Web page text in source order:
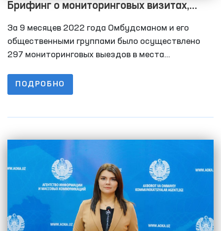
Брифинг о мониторинговых визитах,
проведенных Омбудсманом за 9
месяцев 2022 года в рамках
Национального превентивного
За 9 месяцев 2022 года Омбудсманом и его
общественными группами было осуществлено
297 мониторинговых выездов в места
передвижения. Этот показатель составил 120 за
9 месяцев 2021 года, 68 за 9 месяцев 2020 года.
ПОДРОБНО